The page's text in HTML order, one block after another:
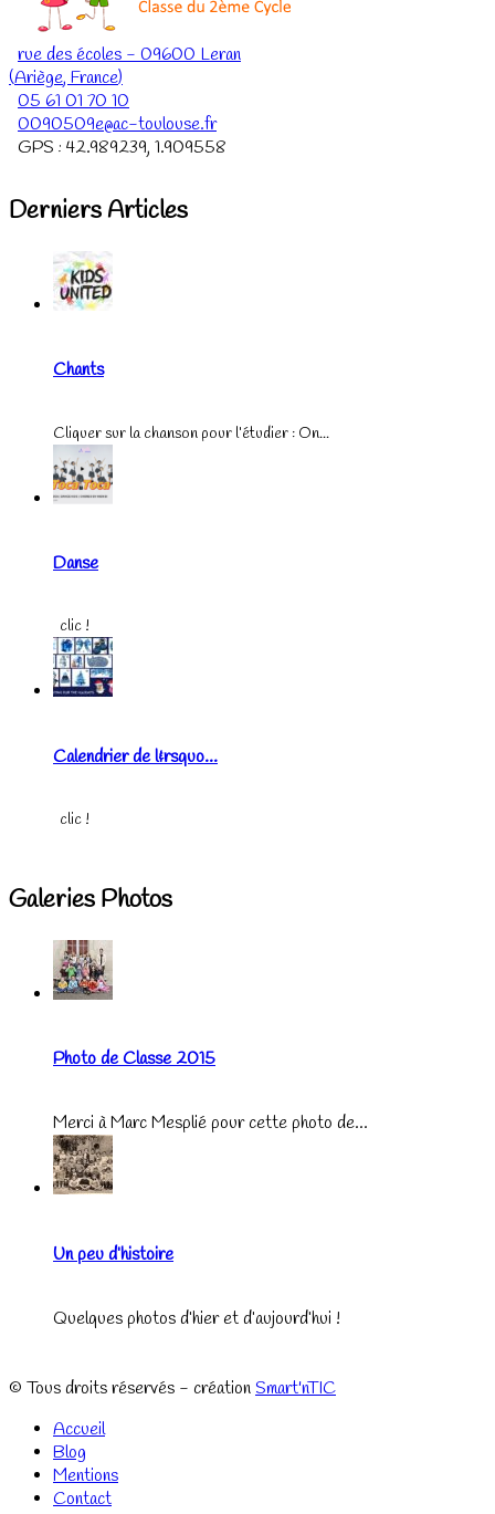
rue des écoles - 09600 Leran
(Ariège, France)
05 61 01 70 10
0090509e@ac-toulouse.fr
GPS : 42.989239, 1.909558
Derniers Articles
Chants
Cliquer sur la chanson pour l’étudier : On...
Danse
clic !
Calendrier de l&rsquo...
clic !
Galeries Photos
Photo de Classe 2015
Merci à Marc Mesplié pour cette photo de...
Un peu d’histoire
Quelques photos d’hier et d’aujourd’hui !
© Tous droits réservés - création Smart'nTIC
Accueil
Blog
Mentions
Contact